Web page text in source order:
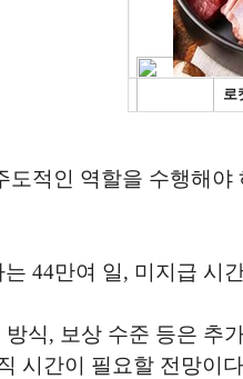
적인 역할을 수행해
44만여 일, 미지급 시
식, 보상 수준 등은 추
시간이 필요할 전망이